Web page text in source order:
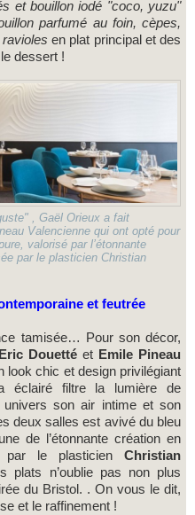
et bouillon iodé "coco, yuzu"
parfumé au foin, cèpes,
en plat principal et des
dessert !
, Gaël Orieux a fait
Valencienne qui ont opté pour
valorisé par l’étonnante
par le plasticien Christian
et feutrée
tamisée… Pour son décor,
Eric Douetté et Emile Pineau
look chic et design privilégiant
éclairé filtre la lumière de
univers son air intime et son
deux salles est avivé du bleu
de l’étonnante création en
par le plasticien Christian
plats n’oublie pas non plus
du Bristol. . On vous le dit,
et le raffinement !